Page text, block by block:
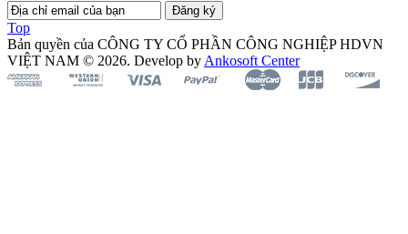
Đăng ký
Top
Bản quyền của CÔNG TY CỔ PHẦN CÔNG NGHIỆP HDVN
VIỆT NAM © 2026. Develop by Ankosoft Center